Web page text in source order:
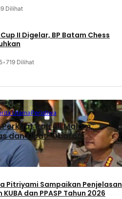
Dilihat
II Digelar, BP Batam Chess
•719 Dilihat
UtamaPeristiwa
Patroli Malam,
dan Obat-Obatan
Pitriyami Sampaikan Penjelasan
dan PPASP Tahun 2026